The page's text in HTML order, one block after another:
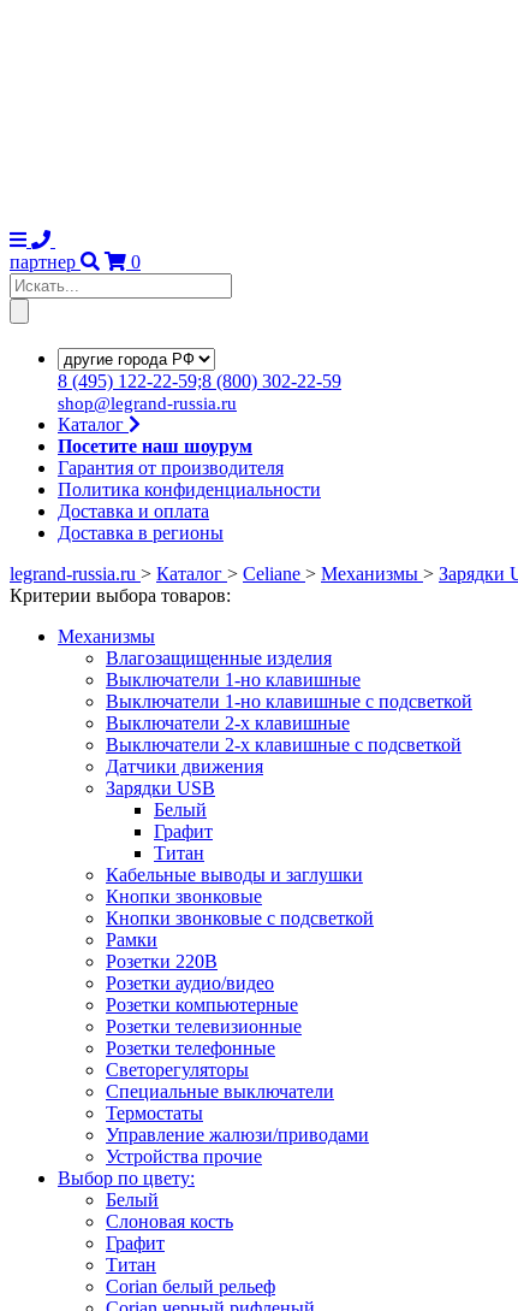
партнер
0
8 (495) 122-22-59;8 (800) 302-22-59
shop@legrand-russia.ru
Каталог
Посетите наш шоурум
Гарантия от производителя
Политика конфиденциальности
Доставка и оплата
Доставка в регионы
legrand-russia.ru > Каталог > Celiane > Механизмы > Зарядки
Критерии выбора товаров:
Механизмы
Влагозащищенные изделия
Выключатели 1-но клавишные
Выключатели 1-но клавишные с подсветкой
Выключатели 2-х клавишные
Выключатели 2-х клавишные с подсветкой
Датчики движения
Зарядки USB
Белый
Графит
Титан
Кабельные выводы и заглушки
Кнопки звонковые
Кнопки звонковые с подсветкой
Рамки
Розетки 220В
Розетки аудио/видео
Розетки компьютерные
Розетки телевизионные
Розетки телефонные
Светорегуляторы
Специальные выключатели
Термостаты
Управление жалюзи/приводами
Устройства прочие
Выбор по цвету:
Белый
Слоновая кость
Графит
Титан
Corian белый рельеф